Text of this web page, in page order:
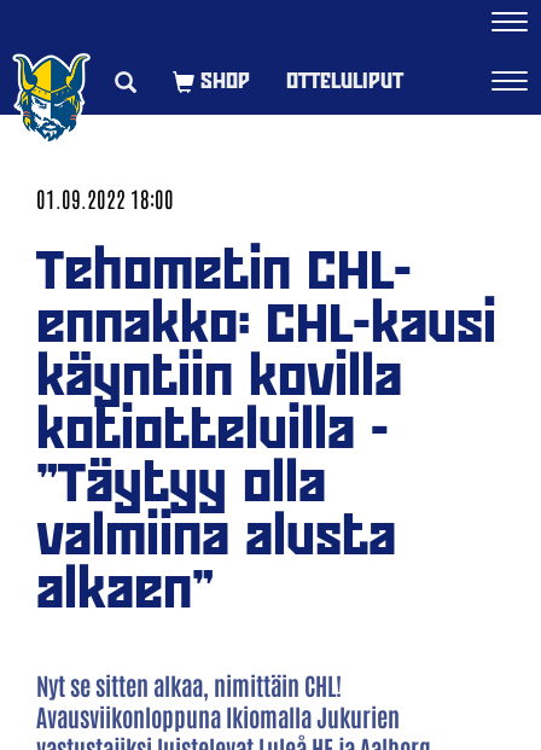
OTTELULIPUT
01.09.2022 18:00
Tehometin CHL-
ennakko: CHL-kausi
käyntiin kovilla
kotiotteluilla -
"Täytyy olla
valmiina alusta
alkaen"
Nyt se sitten alkaa, nimittäin CHL!
Avausviikonloppuna Ikiomalla Jukurien